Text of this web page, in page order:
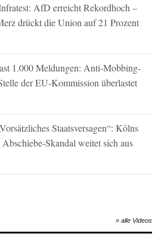
AfD erreicht Rekordhoch –
drückt die Union auf 21 Prozent
1.000 Meldungen: Anti-Mobbing-
der EU-Kommission überlastet
Staatsversagen“: Kölns
Abschiebe-Skandal weitet sich aus
» alle Videos